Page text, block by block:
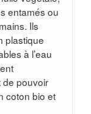
entamés ou
Ils
plastique
à l’eau
de pouvoir
coton bio et